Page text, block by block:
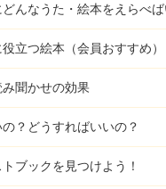
んなうた・絵本をえらべば
立つ絵本（会員おすすめ）
み聞かせの効果
？どうすればいいの？
ブックを見つけよう！